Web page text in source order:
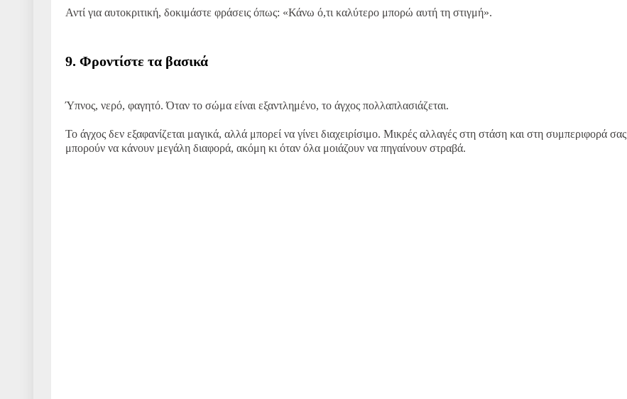
Αντί για αυτοκριτική, δοκιμάστε φράσεις όπως: «Κάνω ό,τι καλύτερο μπορώ αυτή τη στιγμή».
9. Φροντίστε τα βασικά
Ύπνος, νερό, φαγητό. Όταν το σώμα είναι εξαντλημένο, το άγχος πολλαπλασιάζεται.
Το άγχος δεν εξαφανίζεται μαγικά, αλλά μπορεί να γίνει διαχειρίσιμο. Μικρές αλλαγές στη στάση και στη συμπεριφορά σας
μπορούν να κάνουν μεγάλη διαφορά, ακόμη κι όταν όλα μοιάζουν να πηγαίνουν στραβά.